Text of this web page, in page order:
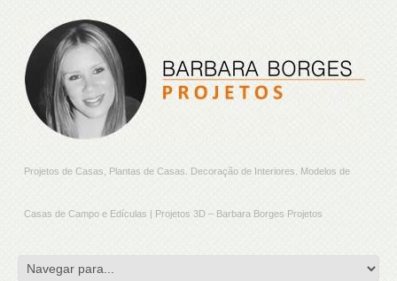
Projetos de Casas, Plantas de Casas. Decoração de Interiores. Modelos de
Casas de Campo e Edículas | Projetos 3D – Barbara Borges Projetos